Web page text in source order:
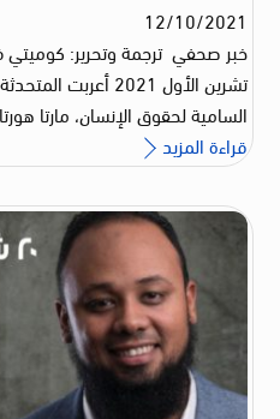
12/10/2021
تشرين الأول 2021
السامية لحقوق الإنسان، مارتا
قراءة المزيد